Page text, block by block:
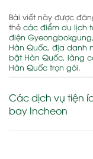
Bài viết này được
thẻ các điểm du lịch
điện Gyeongbokgung
Hàn Quốc địa danh
bật Hàn Quốc làng
Hàn Quốc trọn gói
Các dịch vụ tiện
bay Incheon